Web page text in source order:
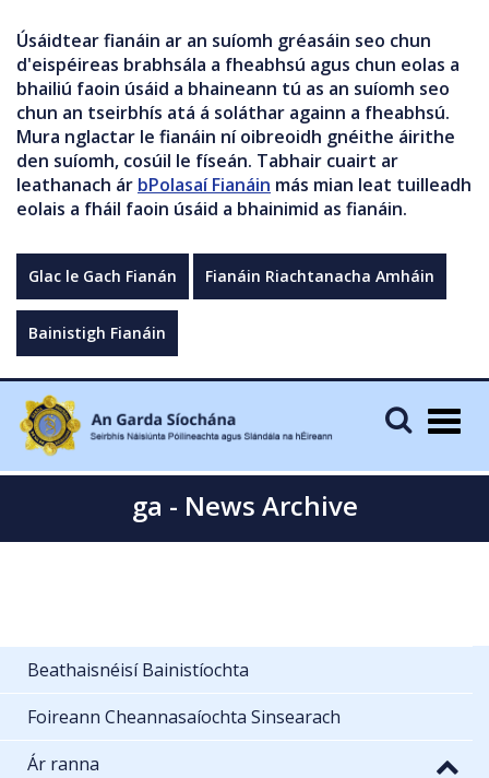
Úsáidtear fianáin ar an suíomh gréasáin seo chun
d'eispéireas brabhsála a fheabhsú agus chun eolas a
bhailiú faoin úsáid a bhaineann tú as an suíomh seo
chun an tseirbhís atá á soláthar againn a fheabhsú.
Mura nglactar le fianáin ní oibreoidh gnéithe áirithe
den suíomh, cosúil le físeán. Tabhair cuairt ar
leathanach ár bPolasaí Fianáin más mian leat tuilleadh
eolais a fháil faoin úsáid a bhainimid as fianáin.
Glac le Gach Fianán Fianáin Riachtanacha Amháin
Bainistigh Fianáin
ga - News Archive
Beathaisnéisí Bainistíochta
Foireann Cheannasaíochta Sinsearach
Ár ranna